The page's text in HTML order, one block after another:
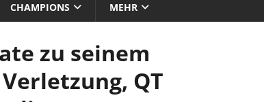
CHAMPIONS MEHR
zu seinem
QT